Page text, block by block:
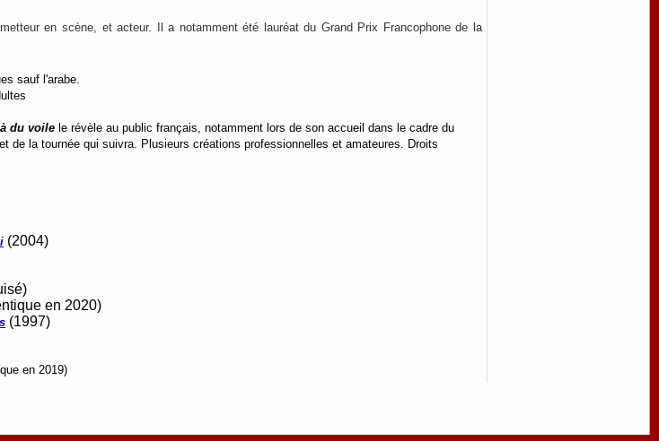
en scène, et acteur.
Il a notamment été lauréat du Grand Prix Francophone de la
sauf l'arabe.
du voile le révèle au public français, notamment lors de son accueil dans le cadre du
et de la tournée qui suivra. Plusieurs créations professionnelles et amateures. Droits
(2004)
en 2020)
(1997)
en 2019)